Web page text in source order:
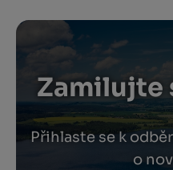
Zamilujte
Přihlaste se k
o